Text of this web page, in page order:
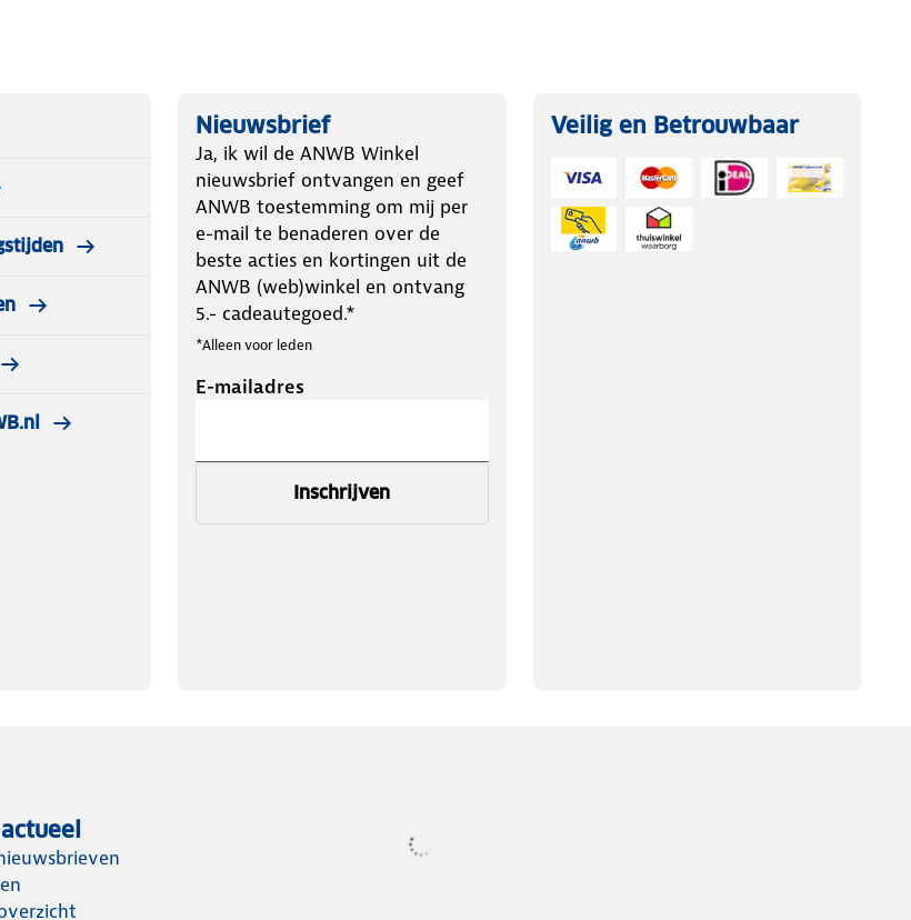
Nieuwsbrief
Ja, ik wil de ANWB Winkel
nieuwsbrief ontvangen en geef
ANWB toestemming om mij per
e-mail te benaderen over de
beste acties en kortingen uit de
ANWB (web)winkel en ontvang
5.- cadeautegoed.*
*Alleen voor leden
E-mailadres
Inschrijven
Veilig en Betrouwbaar